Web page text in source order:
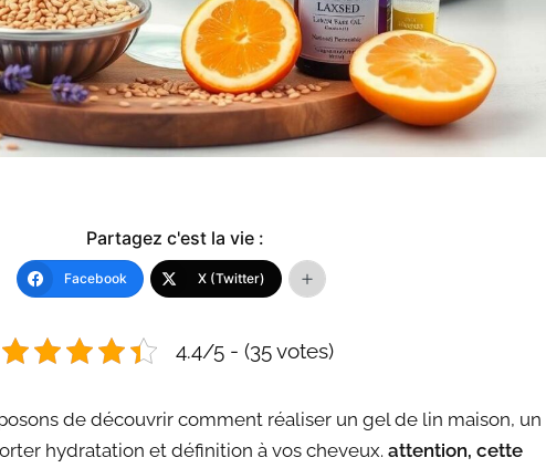
Partagez c'est la vie :
Facebook X (Twitter)
4.4/5 - (35 votes)
de découvrir comment réaliser un gel de lin maison, un
hydratation et définition à vos cheveux. attention, cette